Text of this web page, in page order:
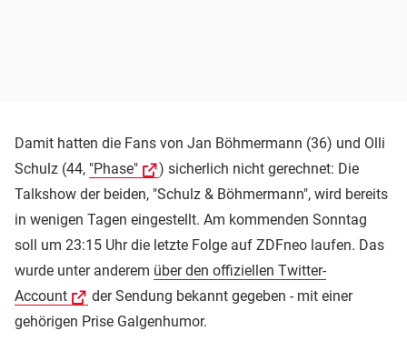
Damit hatten die Fans von Jan Böhmermann (36) und Olli
Schulz (44, "Phase"
) sicherlich nicht gerechnet: Die
Talkshow der beiden, "Schulz & Böhmermann", wird bereits
in wenigen Tagen eingestellt. Am kommenden Sonntag
soll um 23:15 Uhr die letzte Folge auf ZDFneo laufen. Das
wurde unter anderem über den offiziellen Twitter-
Account
der Sendung bekannt gegeben - mit einer
gehörigen Prise Galgenhumor.